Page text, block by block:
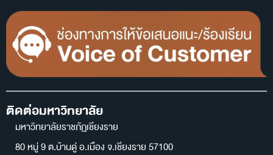
ติดต่อมหาวิทยาลัย
มหาวิทยาลัยราชภัฏเชียงราย
80 หมู่ 9 ต.บ้านดู่ อ.เมือง จ.เชียงราย 57100